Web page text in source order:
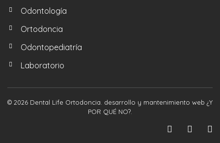
Odontología
Ortodoncia
Odontopediatría
Laboratorio
© 2026 Dental Life Ortodoncia. desarrollo y mantenimiento web ¿Y
POR QUÉ NO?.